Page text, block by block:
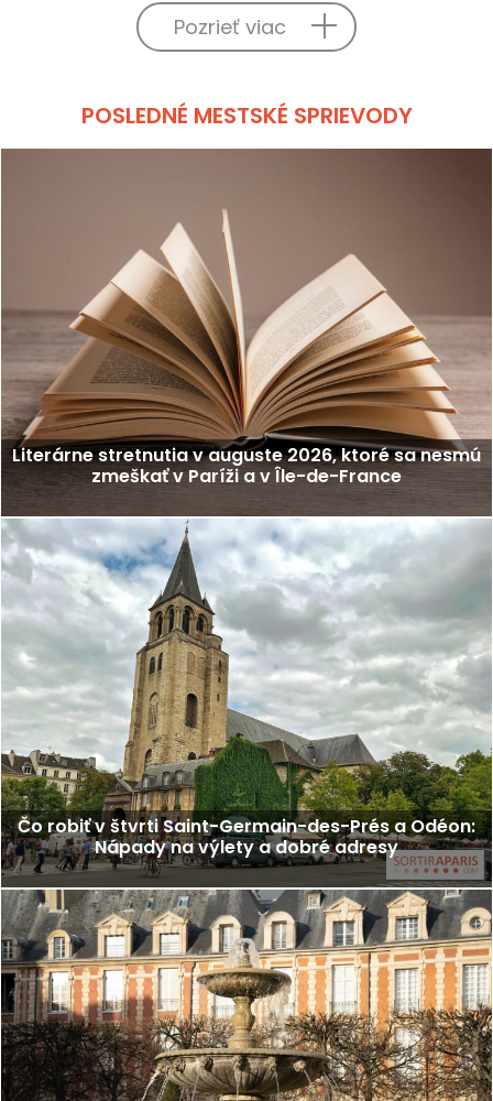
Pozrieť viac
POSLEDNÉ MESTSKÉ SPRIEVODY
Literárne stretnutia v auguste 2026, ktoré sa nesmú
zmeškať v Paríži a v Île-de-France
Čo robiť v štvrti Saint-Germain-des-Prés a Odéon:
Nápady na výlety a dobré adresy